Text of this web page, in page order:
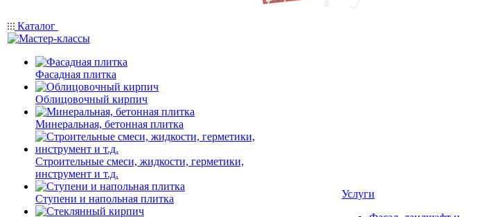
Каталог
Фасадная плитка
Облицовочный кирпич
Минеральная, бетонная плитка
Строительные смеси, жидкости, герметики,
инструмент и т.д.
Ступени и напольная плитка
Услуги